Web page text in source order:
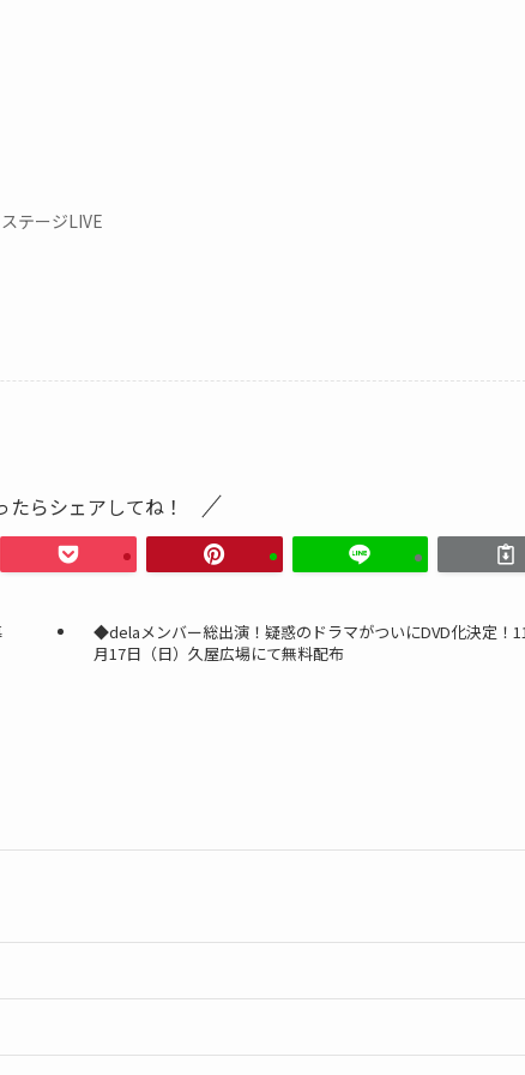
テージLIVE
たらシェアしてね！
◆delaメンバー総出演！疑惑のドラマがついにDVD化決定！
月17日（日）久屋広場にて無料配布